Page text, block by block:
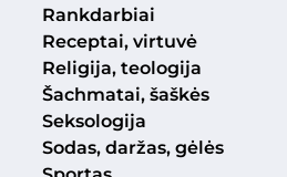
Rankdarbiai
Receptai, virtuvė
Religija, teologija
Šachmatai, šaškės
Seksologija
Sodas, daržas, gėlės